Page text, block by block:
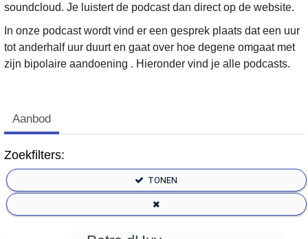
soundcloud. Je luistert de podcast dan direct op de website.
In onze podcast wordt vind er een gesprek plaats dat een uur
tot anderhalf uur duurt en gaat over hoe degene omgaat met
zijn bipolaire aandoening . Hieronder vind je alle podcasts.
Aanbod
Zoekfilters:
TONEN